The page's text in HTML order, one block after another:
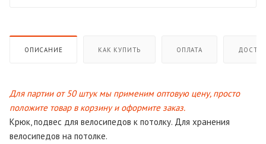
ОПИСАНИЕ КАК КУПИТЬ ОПЛАТА
Для партии от 50 штук мы применим оптовую цену, просто
положите товар в корзину и оформите заказ.
Крюк, подвес для велосипедов к потолку. Для хранения
велосипедов на потолке.